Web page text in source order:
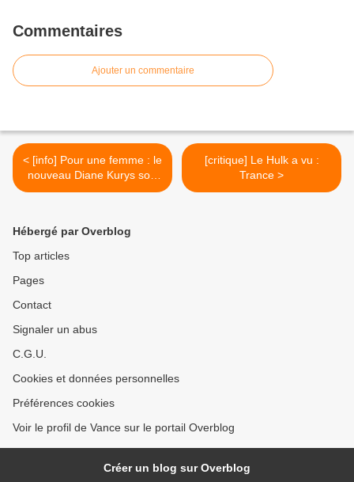
Commentaires
Ajouter un commentaire
< [info] Pour une femme : le
nouveau Diane Kurys sort
le 3 juillet
[critique] Le Hulk a vu :
Trance >
Hébergé par Overblog
Top articles
Pages
Contact
Signaler un abus
C.G.U.
Cookies et données personnelles
Préférences cookies
Voir le profil de Vance sur le portail Overblog
Créer un blog sur Overblog